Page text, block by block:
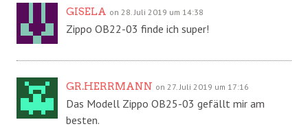
GISELA on 28. Juli 2019 um 14:38
Zippo OB22-03 finde ich super!
GR.HERRMANN on 27. Juli 2019 um 17:16
Das Modell Zippo OB25-03 gefällt mir am
besten.